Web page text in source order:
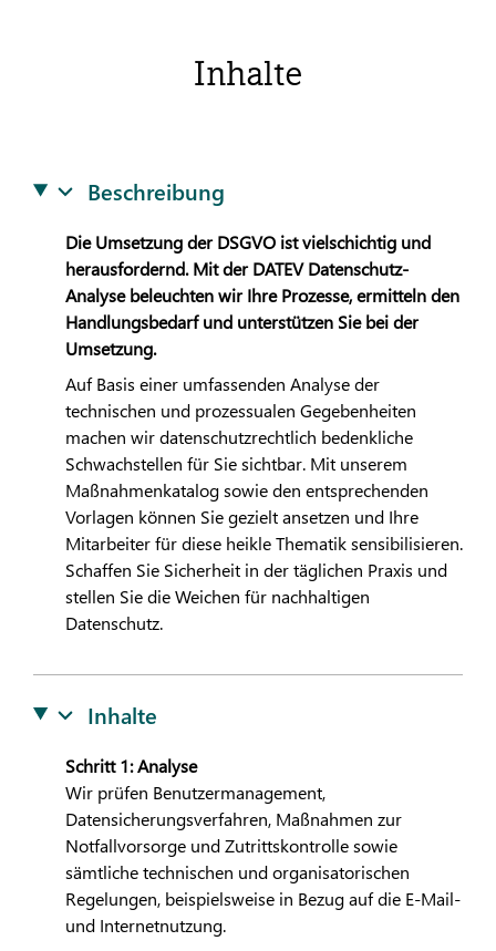
Inhalte
Beschreibung
Die Umsetzung der DSGVO ist vielschichtig und
herausfordernd. Mit derDATEVDatenschutz-
Analyse beleuchten wir Ihre Prozesse, ermitteln den
Handlungsbedarf und unterstützen Sie bei der
Umsetzung.
Auf Basis einer umfassenden Analyse der
technischen und prozessualen Gegebenheiten
machen wir datenschutzrechtlich bedenkliche
Schwachstellen für Sie sichtbar. Mit unserem
Maßnahmenkatalog sowie den entsprechenden
Vorlagen können Sie gezielt ansetzen und Ihre
Mitarbeiter für diese heikle Thematik sensibilisieren.
Schaffen Sie Sicherheit in der täglichen Praxis und
stellen Sie die Weichen für nachhaltigen
Datenschutz.
Inhalte
Schritt 1: Analyse
Wir prüfen Benutzermanagement,
Datensicherungsverfahren, Maßnahmen zur
Notfallvorsorge und Zutrittskontrolle sowie
sämtliche technischen und organisatorischen
Regelungen, beispielsweise in Bezug auf die E-Mail-
und Internetnutzung.